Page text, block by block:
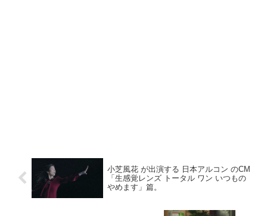
小芝風花 が出演する 日本アルコン のCM
「生感覚レンズ トータル ワン いつもの
やめます」篇。